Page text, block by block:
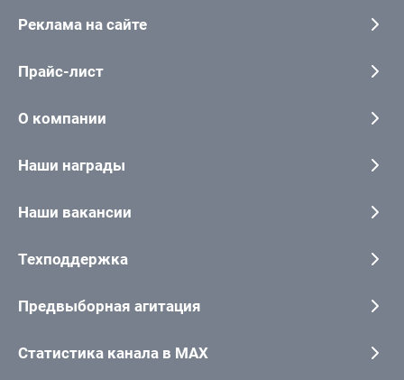
Реклама на сайте
Прайс-лист
О компании
Наши награды
Наши вакансии
Техподдержка
Предвыборная агитация
Статистика канала в MAX